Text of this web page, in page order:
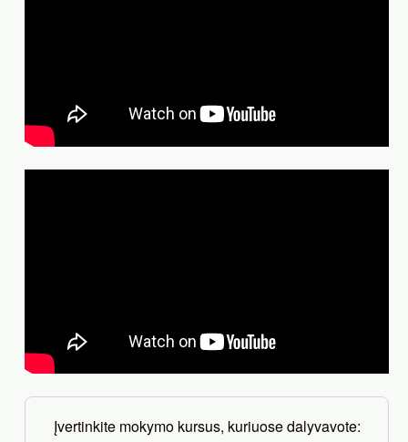
Įvertinkite mokymo kursus, kuriuose dalyvavote: